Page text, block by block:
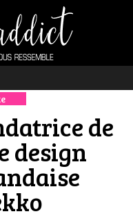
de
design